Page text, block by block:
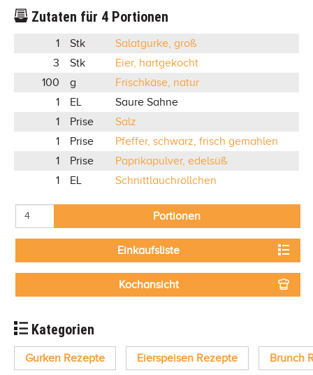
Zutaten für 4 Portionen
1 Stk
Salatgurke, groß
3
Stk
Eier, hartgekocht
100
g
Frischkäse, natur
1
EL
Saure Sahne
1
Prise
Salz
1
Prise
Pfeffer, schwarz, frisch gemahlen
1
Prise
Paprikapulver, edelsüß
1
EL Schnittlauchröllchen
Portionen
Einkaufsliste
Kochansicht
Kategorien
Gurken Rezepte Eierspeisen Rezepte Brunch